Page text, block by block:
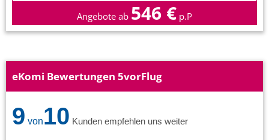
Angebote ab 546 € p.P
eKomi Bewertungen 5vorFlug
9 von10 Kunden empfehlen uns weiter